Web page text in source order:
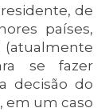
de
países,
se fazer
decisão do
em um caso